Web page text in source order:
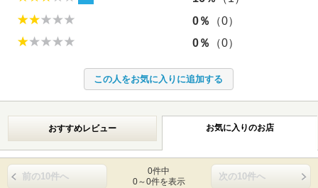
0％
（0）
0％
（0）
おすすめレビュー お気に入りのお店
前の10件へ
0件中
0～0件を表示
次の10件へ